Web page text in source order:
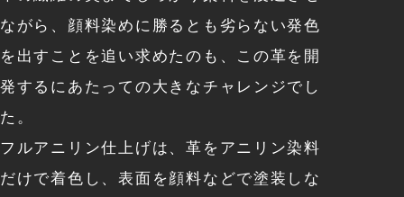
ながら、顔料染めに勝るとも劣らない発色
を出すことを追い求めたのも、この革を開
発するにあたっての大きなチャレンジでし
た。
フルアニリン仕上げは、革をアニリン染料
だけで着色し、表面を顔料などで塗装しな